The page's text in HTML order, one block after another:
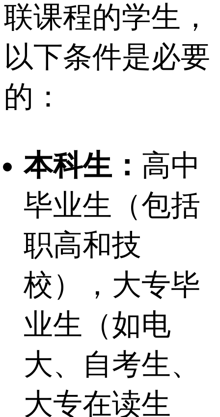
联课程的学生，
以下条件是必要
的：
本科生： 高中
毕业生（包括
职高和技
校），大专毕
业生（如电
大、自考生、
大专在读生